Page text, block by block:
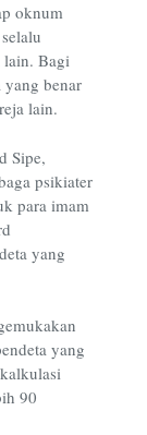
oknum
lain. Bagi
yang benar
lain.
Sipe,
psikiater
para imam
yang
yang
90